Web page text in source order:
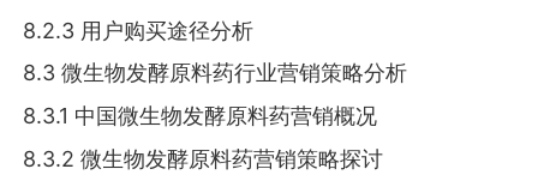
8.2.3 用户购买途径分析
8.3 微生物发酵原料药行业营销策略分析
8.3.1 中国微生物发酵原料药营销概况
8.3.2 微生物发酵原料药营销策略探讨